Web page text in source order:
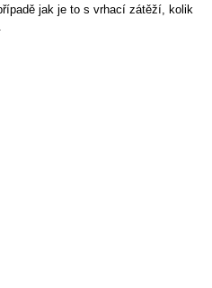
jak je to s vrhací zátěží, kolik